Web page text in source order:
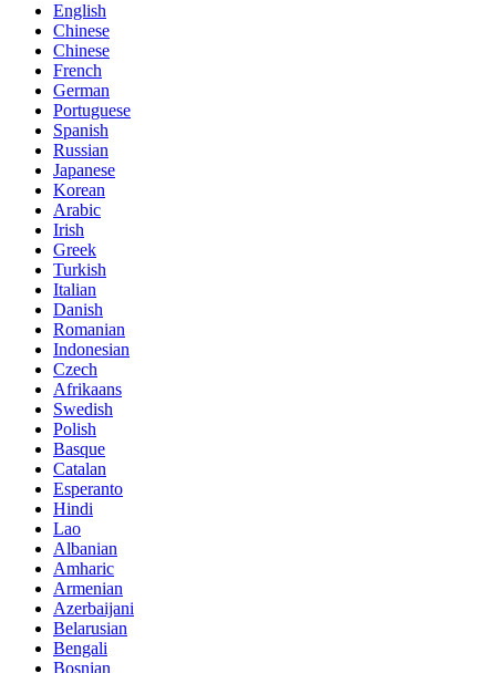
English
Chinese
Chinese
French
German
Portuguese
Spanish
Russian
Japanese
Korean
Arabic
Irish
Greek
Turkish
Italian
Danish
Romanian
Indonesian
Czech
Afrikaans
Swedish
Polish
Basque
Catalan
Esperanto
Hindi
Lao
Albanian
Amharic
Armenian
Azerbaijani
Belarusian
Bengali
Bosnian